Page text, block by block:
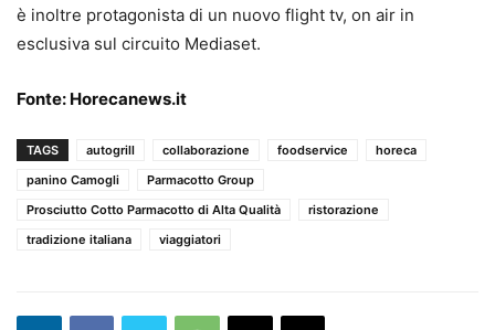
è inoltre protagonista di un nuovo flight tv, on air in
esclusiva sul circuito Mediaset.
Fonte: Horecanews.it
TAGS autogrill collaborazione foodservice
horeca
panino Camogli
Parmacotto Group
Prosciutto Cotto Parmacotto di Alta Qualità
ristorazione
tradizione italiana
viaggiatori